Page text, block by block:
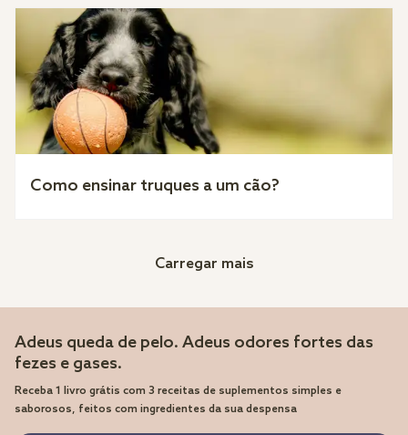
Como ensinar truques a um cão?
Carregar mais
Adeus queda de pelo. Adeus odores fortes das
fezes e gases.
Receba 1 livro grátis com 3 receitas de suplementos simples e
saborosos, feitos com ingredientes da sua despensa